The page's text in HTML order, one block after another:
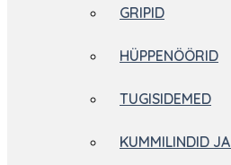
GRIPID
HÜPPENÖÖRID
TUGISIDEMED
KUMMILINDID